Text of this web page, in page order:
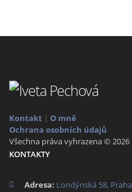
Kontakt | O mně
Ochrana osobních údajů
Všechna práva vyhrazena © 2026
KONTAKTY
Adresa: Londýnská 58, Praha